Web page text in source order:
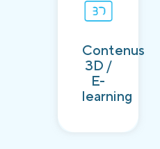
Contenus
3D /
E-
learning
Découvrir